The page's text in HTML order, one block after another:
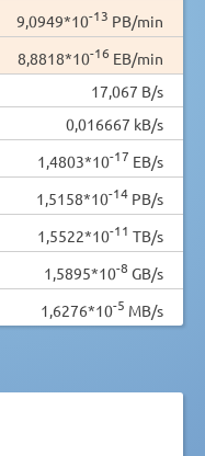
9,0949*10-13 PB/min
8,8818*10-16 EB/min
17,067 B/s
0,016667 kB/s
1,4803*10-17 EB/s
1,5158*10-14 PB/s
1,5522*10-11 TB/s
1,5895*10-8 GB/s
1,6276*10-5 MB/s